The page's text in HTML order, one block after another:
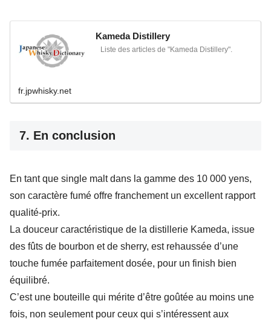
Kameda Distillery
Liste des articles de "Kameda Distillery".
fr.jpwhisky.net
7. En conclusion
En tant que single malt dans la gamme des 10 000 yens,
son caractère fumé offre franchement un excellent rapport
qualité-prix.
La douceur caractéristique de la distillerie Kameda, issue
des fûts de bourbon et de sherry, est rehaussée d’une
touche fumée parfaitement dosée, pour un finish bien
équilibré.
C’est une bouteille qui mérite d’être goûtée au moins une
fois, non seulement pour ceux qui s’intéressent aux